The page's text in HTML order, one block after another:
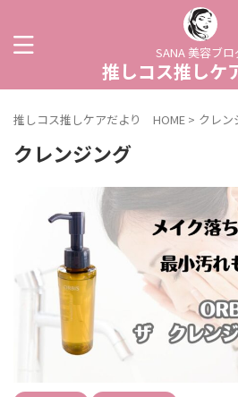
SANA 美容ブロ
推しコス推しケ
推しコス推しケアだより HOME > クレン
クレンジング